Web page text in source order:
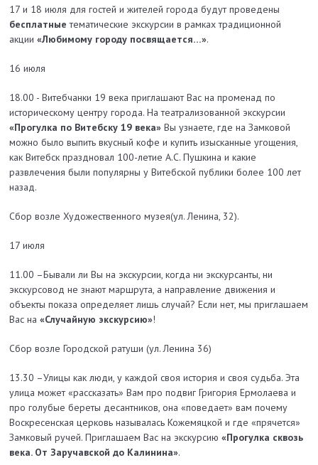
17 и 18 июля для гостей и жителей города будут проведены
бесплатные тематические экскурсии в рамках традиционной
акции «Любимому городу посвящается…».
16 июля
18.00 - Витебчанки 19 века приглашают Вас на променад по
историческому центру города. На театрализованной экскурсии
«Прогулка по Витебску 19 века» Вы узнаете, где на Замковой
можно было выпить вкусный кофе и купить изысканные угощения,
как Витебск праздновал 100-летие А.С. Пушкина и какие
развлечения были популярны у Витебской публики более 100 лет
назад.
Сбор возле Художественного музея(ул. Ленина, 32).
17 июля
11.00 –Бывали ли Вы на экскурсии, когда ни экскурсанты, ни
экскурсовод не знают маршрута, а направление движения и
объекты показа определяет лишь случай? Если нет, мы приглашаем
Вас на«Случайную экскурсию»!
Сбор возле Городской ратуши (ул. Ленина 36)
13.30 –Улицы как люди, у каждой своя история и своя судьба. Эта
улица может «рассказать» Вам про подвиг Григория Ермолаева и
про голубые береты десантников, она «поведает» вам почему
Воскресенская церковь называлась Кожемяцкой и где «прячется»
Замковый ручей. Приглашаем Вас на экскурсию«Прогулка сквозь
века. От Заручавской до Калинина».